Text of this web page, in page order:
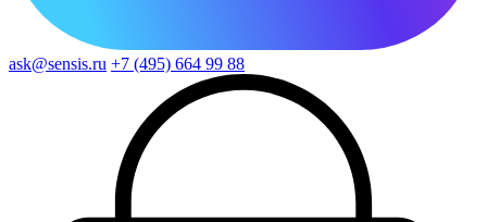
ask@sensis.ru +7 (495) 664 99 88